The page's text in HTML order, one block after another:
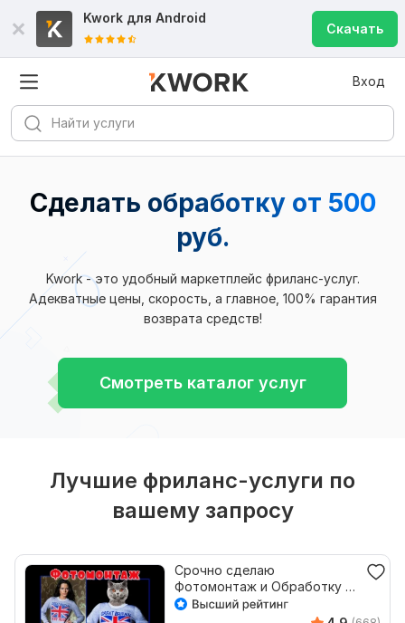
Kwork для Android
Скачать
Вход
Сделать обработку от 500
руб.
Kwork - это удобный маркетплейс фриланс-услуг.
Адекватные цены, скорость, а главное, 100% гарантия
возврата средств!
Смотреть каталог услуг
Лучшие фриланс-услуги по
вашему запросу
Срочно сделаю
Фотомонтаж и Обработку в
Photoshop за 1 день